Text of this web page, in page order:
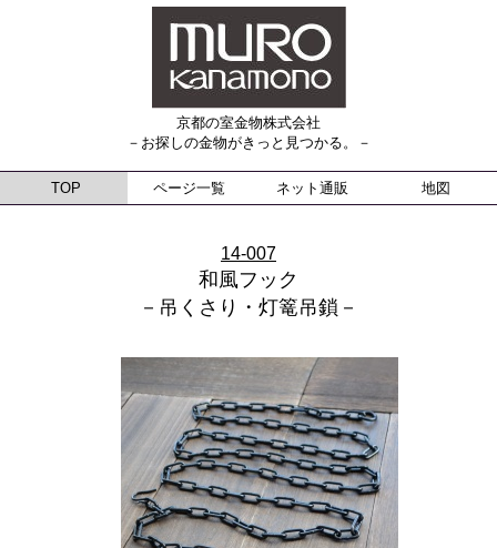
京都の室金物株式会社
－お探しの金物がきっと見つかる。－
TOP ページ一覧 ネット通販 地図
14-007
和風フック
－吊くさり・灯篭吊鎖－